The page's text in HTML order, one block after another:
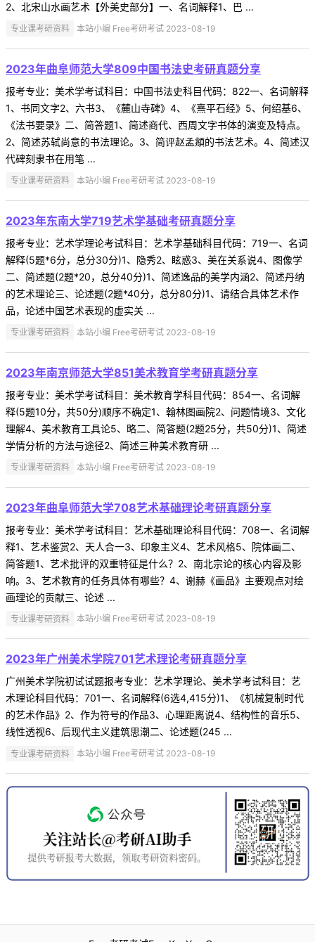
2、北宋山水画艺术【外美史部分】一、名词解释1、巴 ...
专业课考研资料 本站小编 Free考研考试 2023-08-19
2023年曲阜师范大学809中国书法史考研真题分享
报考专业：美术学考试科目：中国书法史科目代码：822一、名词解释
1、书同文字2、六书3、《麓山寺碑》4、《熹平石经》5、何绍基6、
《法书要录》二、简答题1、简述商代、西周文字书体的演变及特点。
2、简述苏轼尚意的书法理论。3、简评赵孟頫的书法艺术。4、简述汉
代碑刻隶书在用笔 ...
专业课考研资料 本站小编 Free考研考试 2023-08-19
2023年东南大学719艺术学基础考研真题分享
报考专业：艺术学理论考试科目：艺术学基础科目代码：719一、名词
解释(5题*6分，总分30分)1、隐秀2、眩惑3、美在关系说4、图像学
二、简述题(2题*20，总分40分)1、简述逸品的美学内涵2、简述丹纳
的艺术理论三、论述题(2题*40分，总分80分)1、请结合具体艺术作
品，论述中国艺术表现的虚实关 ...
专业课考研资料 本站小编 Free考研考试 2023-08-19
2023年南京师范大学851美术教育学考研真题分享
报考专业：美术学考试科目：美术教育学科目代码：854一、名词解
释(5题10分，共50分)顺序不确定1、翰林图画院2、问题情境3、文化
理解4、美术教育工具论5、略二、简答题(2题25分，共50分)1、简述
学情分析的方法与途径2、简述三种美术教育研 ...
专业课考研资料 本站小编 Free考研考试 2023-08-19
2023年曲阜师范大学708艺术基础理论考研真题分享
报考专业：美术学考试科目：艺术基础理论科目代码：708一、名词解
释1、艺术鉴赏2、天人合一3、印象主义4、艺术风格5、院体画二、
简答题1、艺术批评的双重特征是什么？2、南北宗论的核心内容及影
响。3、艺术教育的任务具体有哪些？4、谢赫《画品》主要观点对绘
画理论的贡献三、论述 ...
专业课考研资料 本站小编 Free考研考试 2023-08-19
2023年广州美术学院701艺术理论考研真题分享
广州美术学院初试试题报考专业：艺术学理论、美术学考试科目：艺
术理论科目代码：701一、名词解释(6选4,415分)1、《机械复制时代
的艺术作品》2、作为符号的作品3、心理距离说4、结构性的音乐5、
线性透视6、后现代主义建筑思潮二、论述题(245 ...
专业课考研资料 本站小编 Free考研考试 2023-08-19